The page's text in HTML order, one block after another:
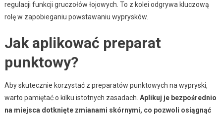
regulacji funkcji gruczołów łojowych. To z kolei odgrywa kluczową
rolę w zapobieganiu powstawaniu wyprysków.
Jak aplikować preparat
punktowy?
Aby skutecznie korzystać z preparatów punktowych na wypryski,
warto pamiętać o kilku istotnych zasadach. Aplikuj je bezpośrednio
na miejsca dotknięte zmianami skórnymi, co pozwoli osiągnąć